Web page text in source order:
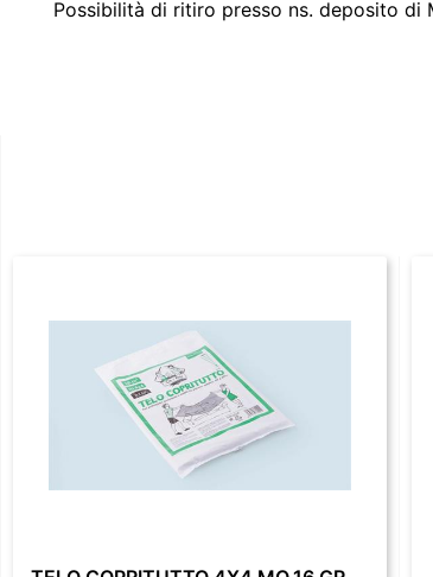
Possibilità di ritiro presso ns. deposito di